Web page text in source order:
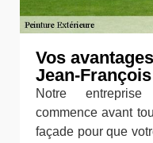
Vos
Jean-François
Notre entreprise
commence avant
façade pour que